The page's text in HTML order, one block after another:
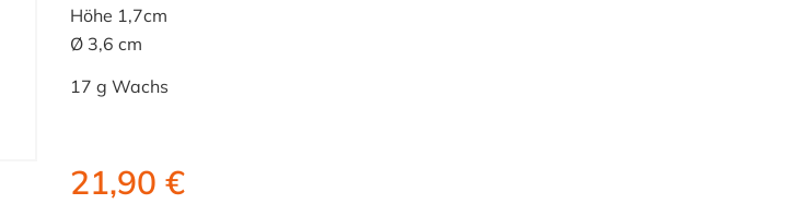
Höhe 1,7cm
Ø 3,6 cm
17 g Wachs
21,90 €